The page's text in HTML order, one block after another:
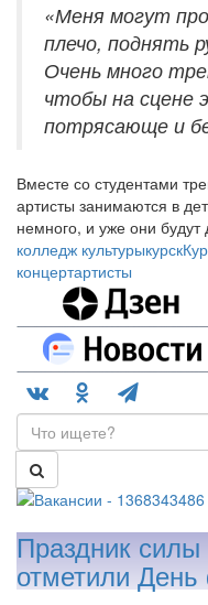
«Меня могут
плечо, поднять
Очень много
чтобы на сцене
потрясающе и
Вместе со студентами
артисты занимаются в
немного, и уже они будут
колледж культурыкурск
концертартисты
Праздник
отметили День